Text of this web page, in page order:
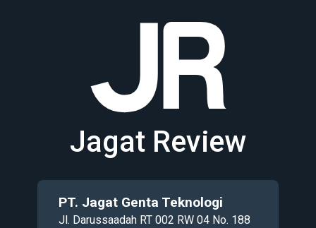
Jagat Review
PT. Jagat Genta Teknologi
Jl. Darussaadah RT 002 RW 04 No. 188